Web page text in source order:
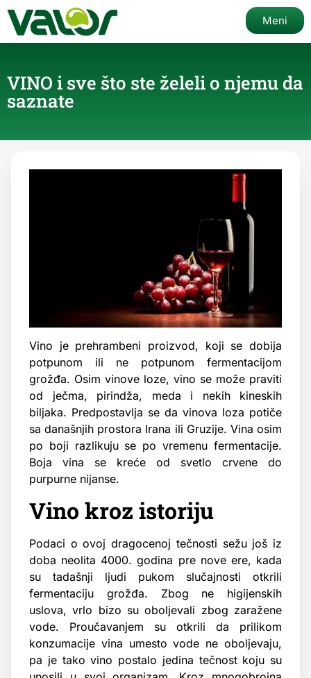
Meni
VINO i sve što ste želeli o njemu da
saznate
Vino je prehrambeni proizvod, koji se dobija
potpunom ili ne potpunom fermentacijom
grožđa. Osim vinove loze, vino se može praviti
od ječma, pirindža, meda i nekih kineskih
biljaka. Predpostavlja se da vinova loza potiče
sa današnjih prostora Irana ili Gruzije. Vina osim
po boji razlikuju se po vremenu fermentacije.
Boja vina se kreće od svetlo crvene do
purpurne nijanse.
Vino kroz istoriju
Podaci o ovoj dragocenoj tečnosti sežu još iz
doba neolita 4000. godina pre nove ere, kada
su tadašnji ljudi pukom slučajnosti otkrili
fermentaciju grožđa. Zbog ne higijenskih
uslova, vrlo bizo su oboljevali zbog zaražene
vode. Proučavanjem su otkrili da prilikom
konzumacije vina umesto vode ne oboljevaju,
pa je tako vino postalo jedina tečnost koju su